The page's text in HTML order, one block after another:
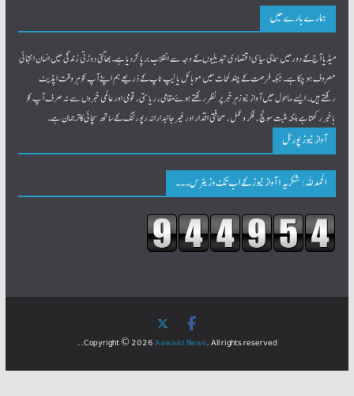
ہمارے بارے میں
میڈیا آج کے دورمیں سماجی سیاسی اقتصادی تبدیلیوں کے وجہ سے انقلاب برپا کردیا ہے۔بھاگتی دوڑتی زندگی میں انسان انتہائی
مصروف ہو چکا ہے۔ جبکہ فرصت کے چند لمحات میں موبائل یا لیپ ٹاپ کے ذریعے ہم اپنے آپ کو ہر وقت اپڈیٹ
رکھتےہیں۔ ایسے ماحول میں آواز نیوزہرخبر پر نظر رکھتے ہوےٴمقامی، ریاستی، قومی اور عالمی خبروں سے نہ صرف آپ کو
باخبر رکھتاہے بلکہ مثبت سونچ، فکر و عمل، صحافتی اقدار اور غیرجانبدارانہ رپورٹنگ کےساتھ سچائی کاترجمان ہے۔
آواز نیوز پورٹل
الحمدللہ: شکریہ! آواز نیوز کے اب تک وزیٹرس۔۔۔
Copyright © 2026Aawaaz News. All rights reserved..